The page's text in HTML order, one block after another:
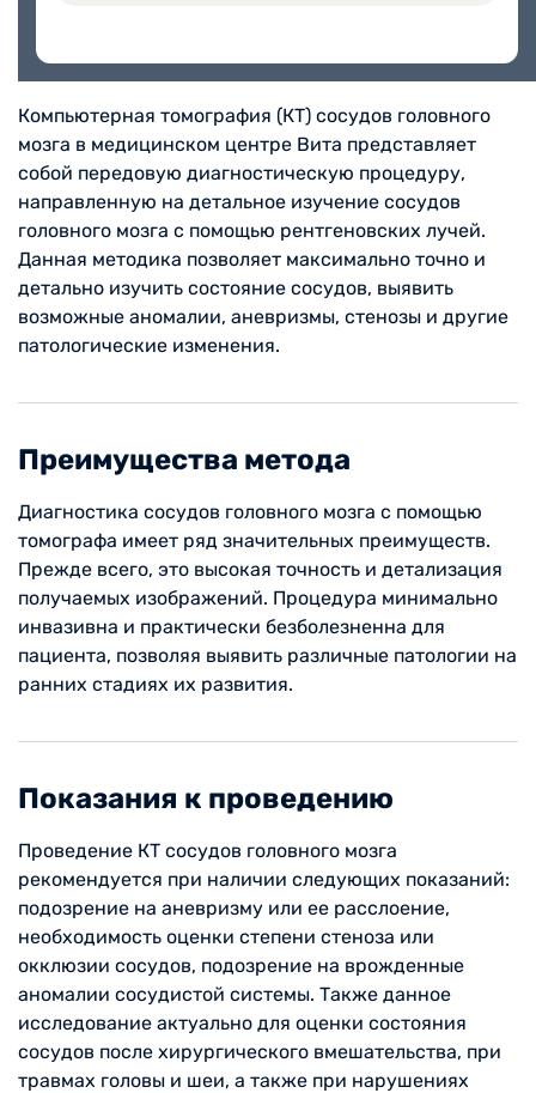
Компьютерная томография (КТ) сосудов головного
мозга в медицинском центре Вита представляет
собой передовую диагностическую процедуру,
направленную на детальное изучение сосудов
головного мозга с помощью рентгеновских лучей.
Данная методика позволяет максимально точно и
детально изучить состояние сосудов, выявить
возможные аномалии, аневризмы, стенозы и другие
патологические изменения.
Преимущества метода
Диагностика сосудов головного мозга с помощью
томографа имеет ряд значительных преимуществ.
Прежде всего, это высокая точность и детализация
получаемых изображений. Процедура минимально
инвазивна и практически безболезненна для
пациента, позволяя выявить различные патологии на
ранних стадиях их развития.
Показания к проведению
Проведение КТ сосудов головного мозга
рекомендуется при наличии следующих показаний:
подозрение на аневризму или ее расслоение,
необходимость оценки степени стеноза или
окклюзии сосудов, подозрение на врожденные
аномалии сосудистой системы. Также данное
исследование актуально для оценки состояния
сосудов после хирургического вмешательства, при
травмах головы и шеи, а также при нарушениях